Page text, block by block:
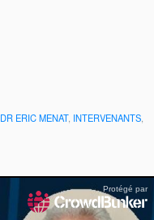
DR ERIC MENAT, INTERVENANTS,